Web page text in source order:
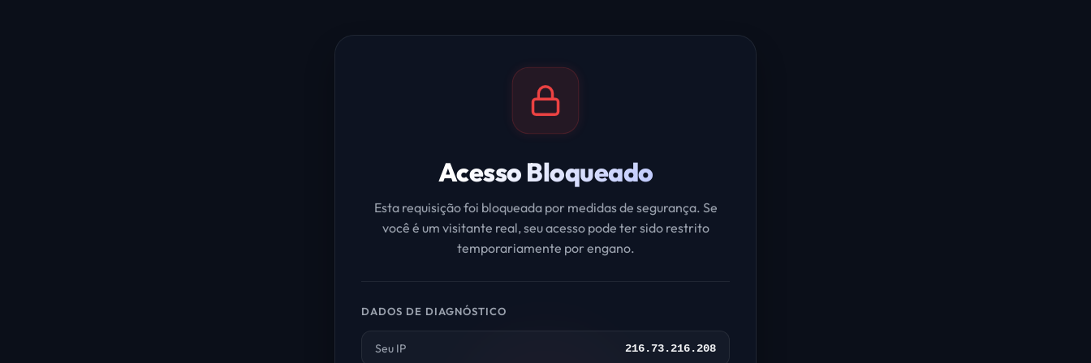
Acesso Bloqueado
Esta requisição foi bloqueada por medidas de segurança. Se
você é um visitante real, seu acesso pode ter sido restrito
temporariamente por engano.
DADOS DE DIAGNÓSTICO
Seu IP 216.73.216.208